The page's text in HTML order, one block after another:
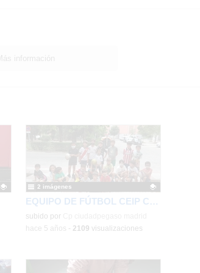
Más información
EQUIPO DE FÚTBOL CEIP CIUDAD PEGASO
Contenido educativo.
subido por
2 imágenes
hace 5 años - 2109 visualizaciones